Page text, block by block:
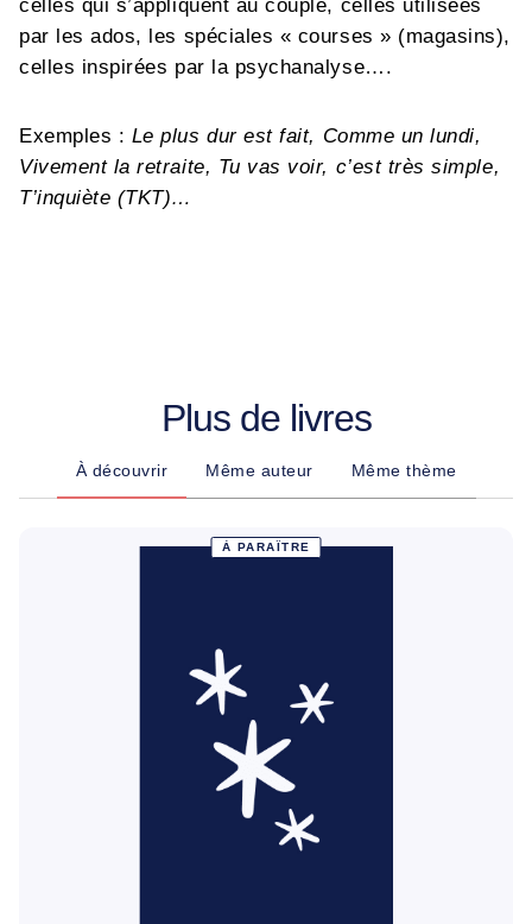
celles qui s’appliquent au couple, celles utilisées
par les ados, les spéciales « courses » (magasins),
celles inspirées par la psychanalyse….
Exemples : Le plus dur est fait, Comme un lundi,
Vivement la retraite, Tu vas voir, c’est très simple,
T’inquiète (TKT)…
Plus de livres
À découvrir Même auteur Même thème
À PARAÎTRE